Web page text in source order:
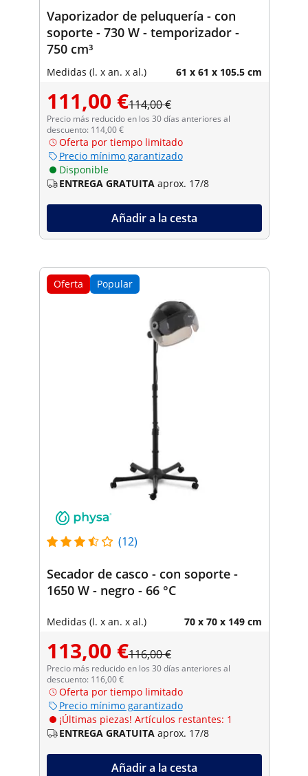
Vaporizador de peluquería - con
soporte - 730 W - temporizador -
750 cm³
Medidas (l. x an. x al.) 61 x 61 x 105.5 cm
111,00 €114,00 €
Precio más reducido en los 30 días anteriores al
descuento: 114,00 €
Oferta por tiempo limitado
Precio mínimo garantizado
Disponible
ENTREGA GRATUITA aprox. 17/8
Añadir a la cesta
Oferta Popular
(12)
Secador de casco - con soporte -
1650 W - negro - 66 °C
Medidas (l. x an. x al.) 70 x 70 x 149 cm
113,00 €116,00 €
Precio más reducido en los 30 días anteriores al
descuento: 116,00 €
Oferta por tiempo limitado
Precio mínimo garantizado
¡Últimas piezas! Artículos restantes: 1
ENTREGA GRATUITA aprox. 17/8
Añadir a la cesta